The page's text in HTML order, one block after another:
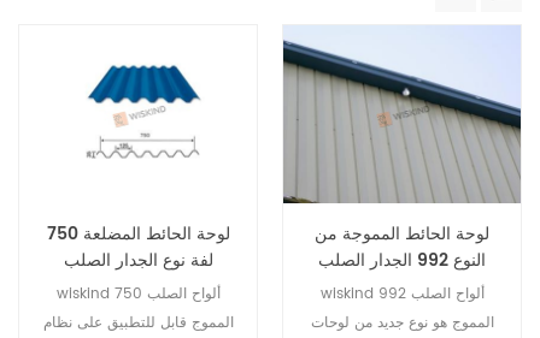
لوحة الحائط المضلعة 750
لفة نوع الجدار الصلب
المموج وصفائح rooing
wiskind 750 ألواح الصلب
المموج قابل للتطبيق على نظام
لوحة الحائط المموجة من
النوع 992 الجدار الصلب
المموج وألواح التزيين
wiskind 992 ألواح الصلب
المموج هو نوع جديد من لوحات